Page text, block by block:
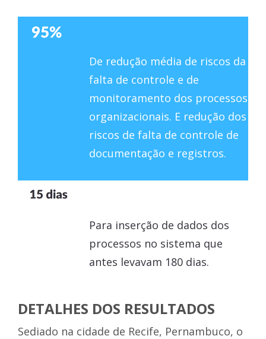
De redução média de riscos da
falta de controle e de
monitoramento dos processos
organizacionais. E redução dos
riscos de falta de controle de
documentação e registros.
Para inserção de dados dos
processos no sistema que
antes levavam 180 dias.
DETALHES DOS RESULTADOS
Sediado na cidade de Recife, Pernambuco, o